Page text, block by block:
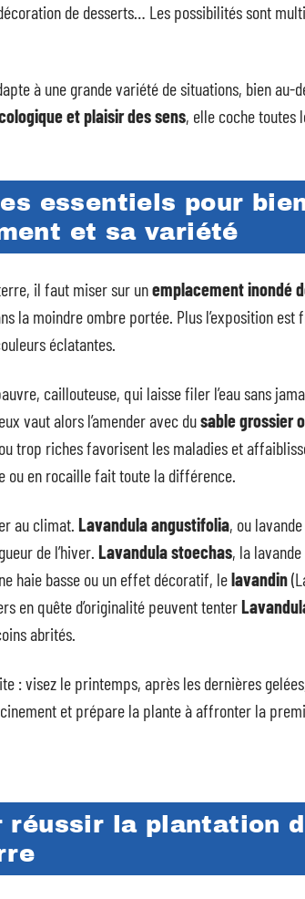
de desserts… Les possibilités sont
à une grande variété de situations, bien au-
et plaisir des sens, elle coche toutes
essentiels pour
et sa variété
il faut miser sur unemplacement inondé
la moindre ombre portée. Plus l’exposition est
éclatantes.
caillouteuse, qui laisse filer l’eau sans
vaut alors l’amender avec dusable grossier
trop riches favorisent les maladies et
ou en rocaille fait toute la différence.
au climat. Lavandula angustifolia, ou
de l’hiver. Lavandula stoechas, la
haie basse ou un effet décoratif, lelavandin
en quête d’originalité peuvent tenter
abrités.
: visez le printemps, après les dernières
et prépare la plante à affronter la
réussir la plantation